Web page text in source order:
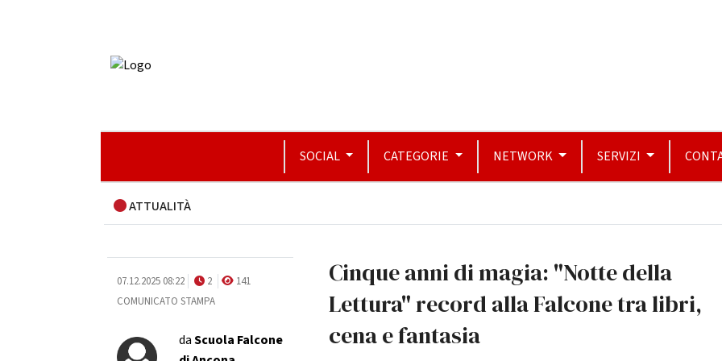
SOCIAL CATEGORIE NETWORK SERVIZI
ATTUALITÀ
07.12.2025 08:22 2
141
COMUNICATO STAMPA
daScuola Falcone
Cinque anni di magia: "Notte della
Lettura" record alla Falcone tra libri,
cena e fantasia